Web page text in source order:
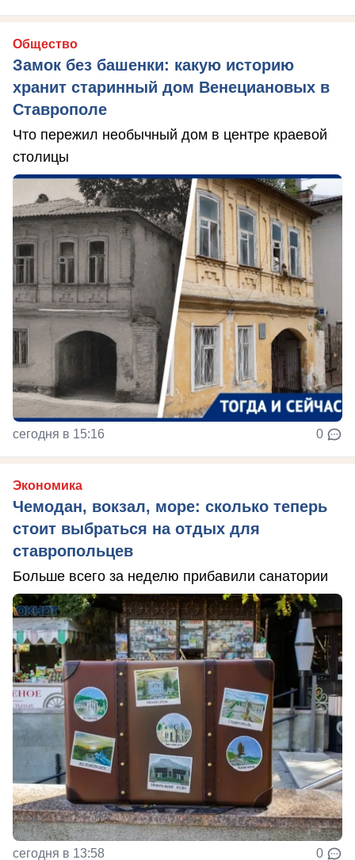
Общество
Замок без башенки: какую историю
хранит старинный дом Венециановых в
Ставрополе
Что пережил необычный дом в центре краевой
столицы
сегодня в 15:16 0
Экономика
Чемодан, вокзал, море: сколько теперь
стоит выбраться на отдых для
ставропольцев
Больше всего за неделю прибавили санатории
сегодня в 13:58 0